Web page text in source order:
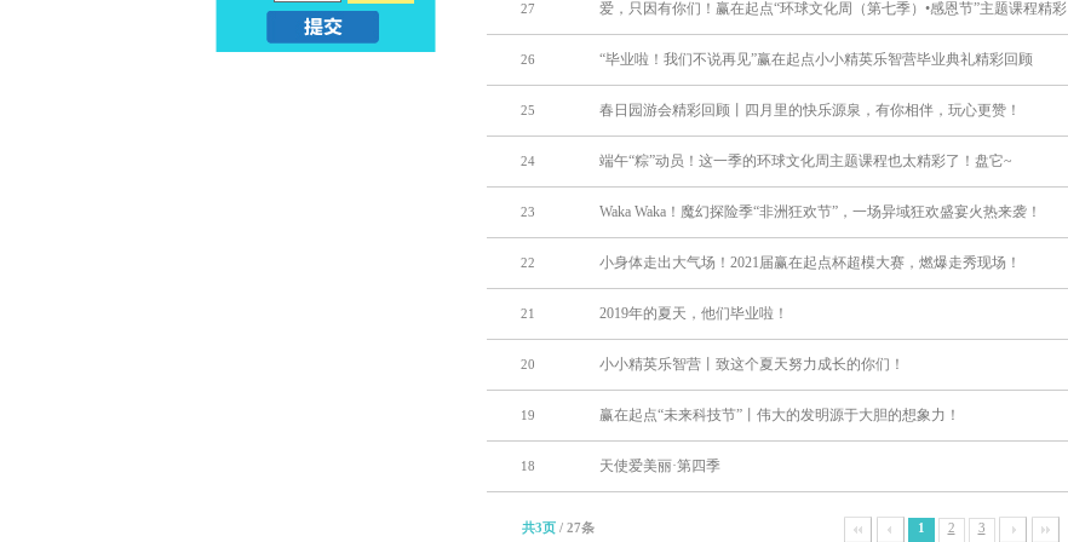
亲
27 爱，只因有你们！赢在起点“环球文化周（第七季）•感恩节”主题课程精彩
26 “毕业啦！我们不说再见”赢在起点小小精英乐智营毕业典礼精彩回顾
25 春日园游会精彩回顾丨四月里的快乐源泉，有你相伴，玩心更赞！
24 端午“粽”动员！这一季的环球文化周主题课程也太精彩了！盘它~
23 Waka Waka！魔幻探险季“非洲狂欢节”，一场异域狂欢盛宴火热来袭！
22 小身体走出大气场！2021届赢在起点杯超模大赛，燃爆走秀现场！
21 2019年的夏天，他们毕业啦！
20 小小精英乐智营丨致这个夏天努力成长的你们！
19 赢在起点“未来科技节”丨伟大的发明源于大胆的想象力！
18 天使爱美丽·第四季
共3页 / 27条 1 2 3